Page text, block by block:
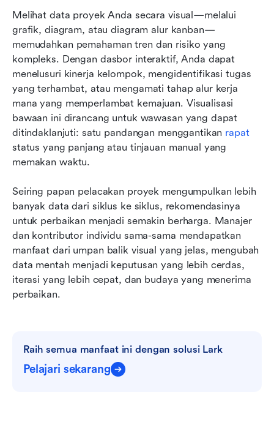
Melihat data proyek Anda secara visual—melalui
grafik, diagram, atau diagram alur kanban—
memudahkan pemahaman tren dan risiko yang
kompleks. Dengan dasbor interaktif, Anda dapat
menelusuri kinerja kelompok, mengidentifikasi tugas
yang terhambat, atau mengamati tahap alur kerja
mana yang memperlambat kemajuan. Visualisasi
bawaan ini dirancang untuk wawasan yang dapat
ditindaklanjuti: satu pandangan menggantikan rapat
status yang panjang atau tinjauan manual yang
memakan waktu.
Seiring papan pelacakan proyek mengumpulkan lebih
banyak data dari siklus ke siklus, rekomendasinya
untuk perbaikan menjadi semakin berharga. Manajer
dan kontributor individu sama-sama mendapatkan
manfaat dari umpan balik visual yang jelas, mengubah
data mentah menjadi keputusan yang lebih cerdas,
iterasi yang lebih cepat, dan budaya yang menerima
perbaikan.
Raih semua manfaat ini dengan solusi Lark
Pelajari sekarang